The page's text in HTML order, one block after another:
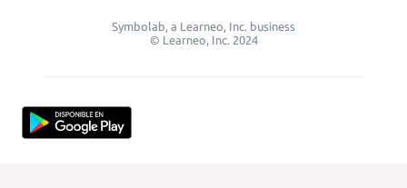
Symbolab, a Learneo, Inc. business
© Learneo, Inc. 2024